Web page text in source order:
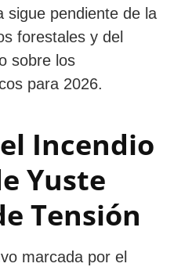
sigue pendiente de la
forestales y del
sobre los
para 2026.
Incendio
Yuste
Tensión
marcada por el